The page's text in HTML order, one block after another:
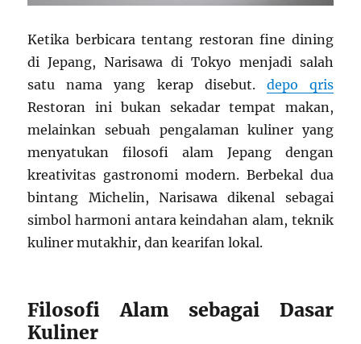
Ketika berbicara tentang restoran fine dining
di Jepang, Narisawa di Tokyo menjadi salah
satu nama yang kerap disebut. depo qris
Restoran ini bukan sekadar tempat makan,
melainkan sebuah pengalaman kuliner yang
menyatukan filosofi alam Jepang dengan
kreativitas gastronomi modern. Berbekal dua
bintang Michelin, Narisawa dikenal sebagai
simbol harmoni antara keindahan alam, teknik
kuliner mutakhir, dan kearifan lokal.
Filosofi Alam sebagai Dasar
Kuliner